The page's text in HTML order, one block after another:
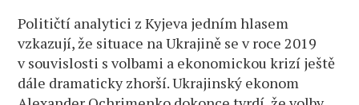
Političtí analytici z Kyjeva jedním hlasem
vzkazují, že situace na Ukrajině se v roce 2019
v souvislosti s volbami a ekonomickou krizí ještě
dále dramaticky zhorší. Ukrajinský ekonom